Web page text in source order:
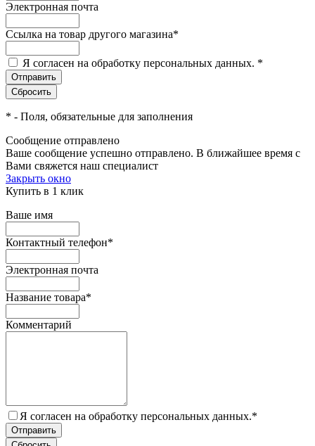
Электронная почта
Ссылка на товар другого магазина*
Я согласен на обработку персональных данных. *
* - Поля, обязательные для заполнения
Сообщение отправлено
Ваше сообщение успешно отправлено. В ближайшее время с
Вами свяжется наш специалист
Закрыть окно
Купить в 1 клик
Ваше имя
Контактный телефон*
Электронная почта
Название товара*
Комментарий
Я согласен на обработку персональных данных.*